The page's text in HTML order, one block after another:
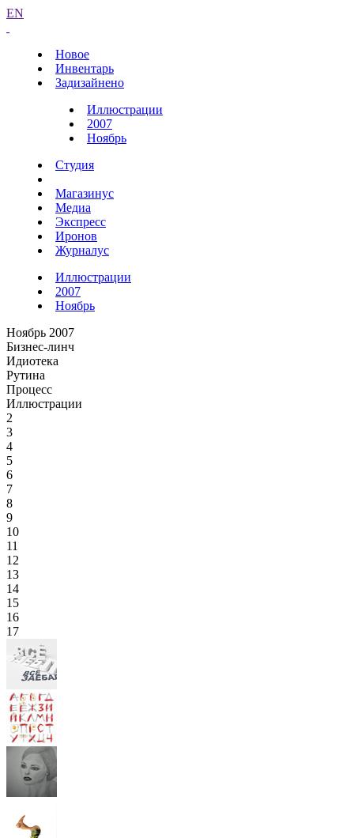
EN
Новое
Инвентарь
Задизайнено
Иллюстрации
2007
Ноябрь
Студия
Магазинус
Медиа
Экспресс
Иронов
Журналус
Иллюстрации
2007
Ноябрь
Ноябрь 2007
Бизнес-линч
Идиотека
Рутина
Процесс
Иллюстрации
2
3
4
5
6
7
8
9
10
11
12
13
14
15
16
17